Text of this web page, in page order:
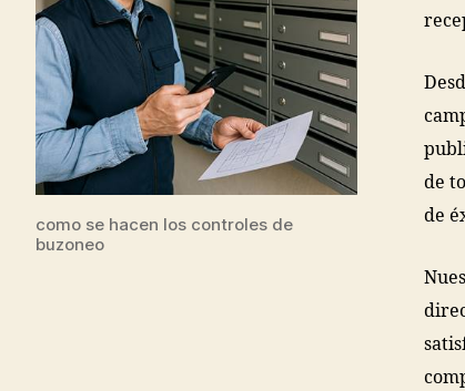
como se hacen los controles de
buzoneo
de
de